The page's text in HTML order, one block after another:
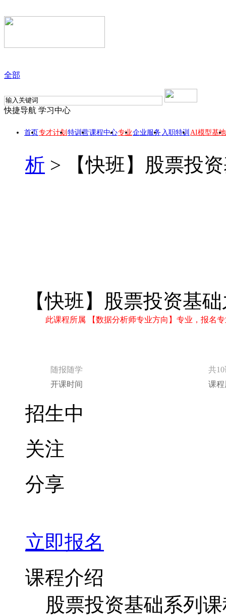
全部
快捷导航 学习中心
首页专才计划 特训营课程中心专业企业服务 入职特训 AI模型基地
析 > 【快班】股票投
【快班】股票投资基
此课程所属 【数据分析师专业方向】专业，报名
随报随学
共
开课时间
课
招生中
关注
分享
立即报名
课程介绍
股票投资基础系列